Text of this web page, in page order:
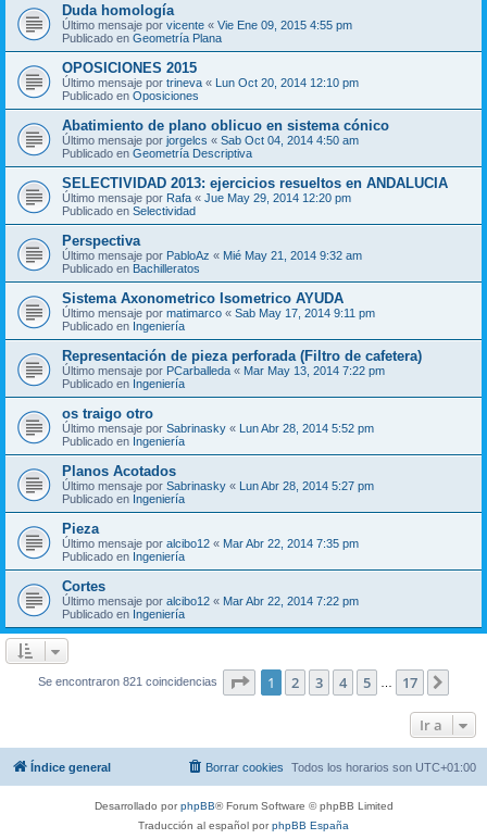
Duda homología
Último mensaje por vicente « Vie Ene 09, 2015 4:55 pm
Publicado en Geometría Plana
OPOSICIONES 2015
Último mensaje por trineva « Lun Oct 20, 2014 12:10 pm
Publicado en Oposiciones
Abatimiento de plano oblicuo en sistema cónico
Último mensaje por jorgelcs « Sab Oct 04, 2014 4:50 am
Publicado en Geometría Descriptiva
SELECTIVIDAD 2013: ejercicios resueltos en ANDALUCIA
Último mensaje por Rafa « Jue May 29, 2014 12:20 pm
Publicado en Selectividad
Perspectiva
Último mensaje por PabloAz « Mié May 21, 2014 9:32 am
Publicado en Bachilleratos
Sistema Axonometrico Isometrico AYUDA
Último mensaje por matimarco « Sab May 17, 2014 9:11 pm
Publicado en Ingeniería
Representación de pieza perforada (Filtro de cafetera)
Último mensaje por PCarballeda « Mar May 13, 2014 7:22 pm
Publicado en Ingeniería
os traigo otro
Último mensaje por Sabrinasky « Lun Abr 28, 2014 5:52 pm
Publicado en Ingeniería
Planos Acotados
Último mensaje por Sabrinasky « Lun Abr 28, 2014 5:27 pm
Publicado en Ingeniería
Pieza
Último mensaje por alcibo12 « Mar Abr 22, 2014 7:35 pm
Publicado en Ingeniería
Cortes
Último mensaje por alcibo12 « Mar Abr 22, 2014 7:22 pm
Publicado en Ingeniería
Se encontraron 821 coincidencias Página de 17
1 2 3 4 5 17
Ir a
Índice general Todos los horarios son UTC+01:00
Borrar cookies
Desarrollado porphpBB® Forum Software © phpBB Limited
Traducción al español porphpBB España